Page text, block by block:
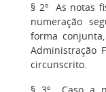
§ 2º As notas
numeração
forma
Administração
circunscrito.